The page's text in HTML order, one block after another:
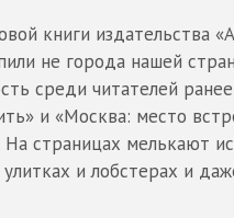
книги издательства
не города нашей
среди читателей
и «Москва: место
страницах мелькают
улитках и лобстерах и